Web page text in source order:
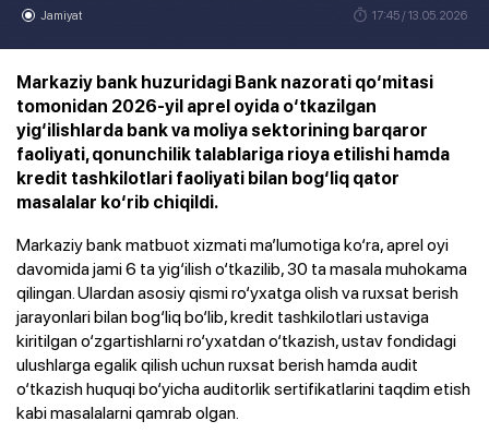
Jamiyat 17:45 / 13.05.2026
Markaziy bank huzuridagi Bank nazorati qo‘mitasi
tomonidan 2026-yil aprel oyida o‘tkazilgan
yig‘ilishlarda bank va moliya sektorining barqaror
faoliyati, qonunchilik talablariga rioya etilishi hamda
kredit tashkilotlari faoliyati bilan bog‘liq qator
masalalar ko‘rib chiqildi.
Markaziy bank matbuot xizmati ma’lumotiga ko‘ra, aprel oyi
davomida jami 6 ta yig‘ilish o‘tkazilib, 30 ta masala muhokama
qilingan. Ulardan asosiy qismi ro‘yxatga olish va ruxsat berish
jarayonlari bilan bog‘liq bo‘lib, kredit tashkilotlari ustaviga
kiritilgan o‘zgartishlarni ro‘yxatdan o‘tkazish, ustav fondidagi
ulushlarga egalik qilish uchun ruxsat berish hamda audit
o‘tkazish huquqi bo‘yicha auditorlik sertifikatlarini taqdim etish
kabi masalalarni qamrab olgan.